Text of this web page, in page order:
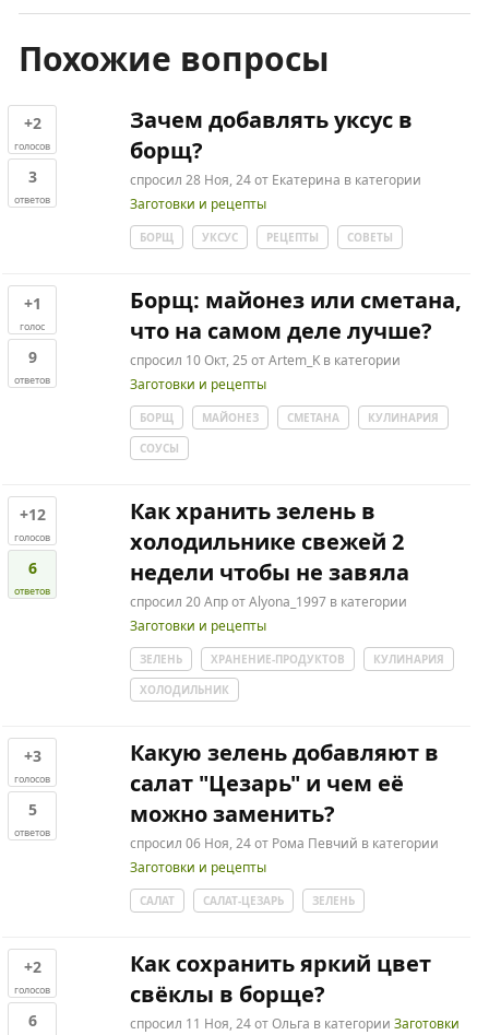
Похожие вопросы
+2
голосов
3
ответов
Зачем добавлять уксус в
борщ?
спросил 28 Ноя, 24 от Екатерина в категории
Заготовки и рецепты
БОРЩ УКСУС РЕЦЕПТЫ СОВЕТЫ
+1
голос
9
ответов
Борщ: майонез или сметана,
что на самом деле лучше?
спросил 10 Окт, 25 отArtem_K в категории
Заготовки и рецепты
БОРЩ МАЙОНЕЗ СМЕТАНА
КУЛИНАРИЯ
СОУСЫ
+12
голосов
6
ответов
Как хранить зелень в
холодильнике свежей 2
недели чтобы не завяла
спросил 20 Апр отAlyona_1997 в категории
Заготовки и рецепты
ЗЕЛЕНЬ ХРАНЕНИЕ-ПРОДУКТОВ
КУЛИНАРИЯ
ХОЛОДИЛЬНИК
+3
голосов
5
ответов
Какую зелень добавляют в
салат "Цезарь" и чем её
можно заменить?
спросил 06 Ноя, 24 от Рома Певчий в категории
Заготовки и рецепты
САЛАТ САЛАТ-ЦЕЗАРЬ ЗЕЛЕНЬ
+2
голосов
6
Как сохранить яркий цвет
свёклы в борще?
спросил 11 Ноя, 24 отОльга в категории Заготовки